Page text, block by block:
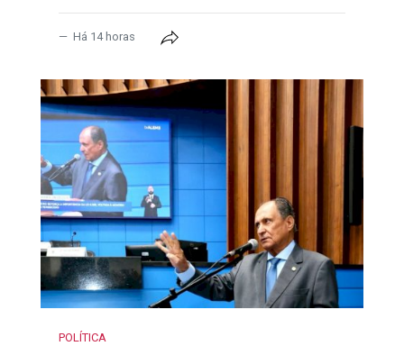
Há 14 horas
POLÍTICA